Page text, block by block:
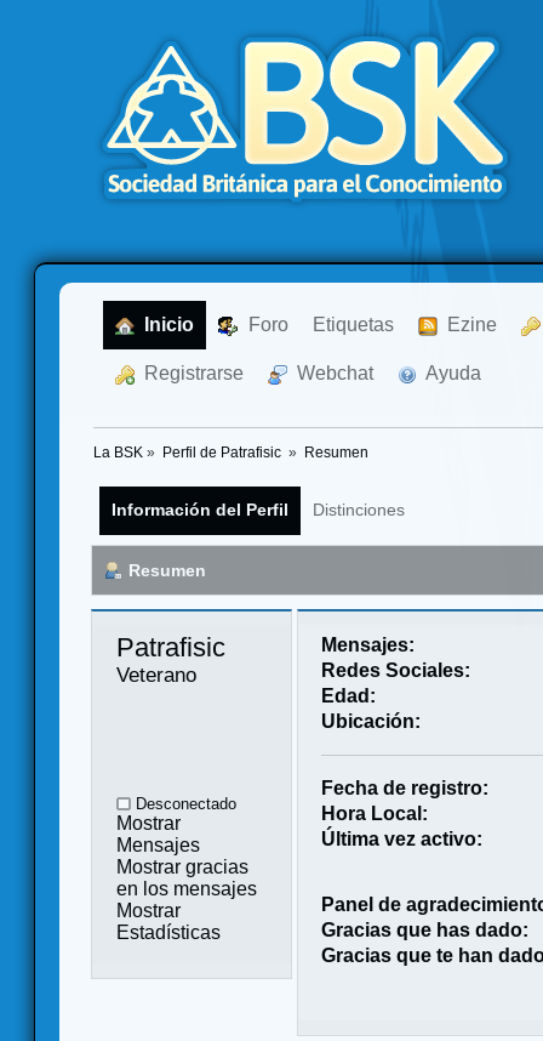
Inicio Foro Etiquetas Ezine
Registrarse Webchat Ayuda
La BSK » Perfil de Patrafisic » Resumen
Información del Perfil Distinciones
Resumen
Patrafisic
Veterano
Desconectado
Mostrar
Mensajes
Mostrar gracias
en los mensajes
Mostrar
Estadísticas
Mensajes:
Redes Sociales:
Edad:
Ubicación:
Fecha de registro:
Hora Local:
Última vez activo:
Panel de
Gracias que has dado:
Gracias que te han